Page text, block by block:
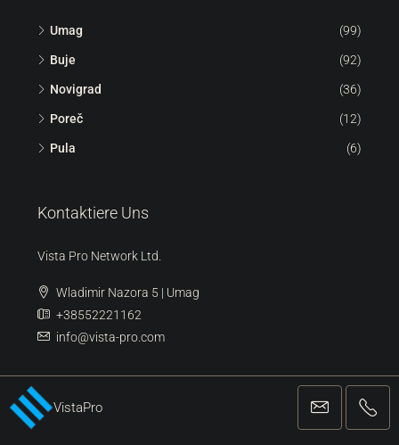
VistaPro
Umag (99)
Buje (92)
Novigrad (36)
Poreč (12)
Pula (6)
Kontaktiere Uns
Vista Pro Network Ltd.
Wladimir Nazora 5 | Umag
+38552221162
info@vista-pro.com